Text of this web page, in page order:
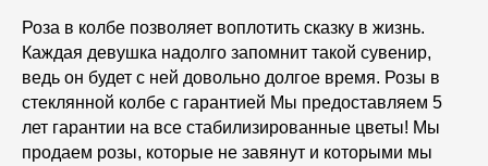
Роза в колбе позволяет воплотить сказку в жизнь.
Каждая девушка надолго запомнит такой сувенир,
ведь он будет с ней довольно долгое время. Розы в
стеклянной колбе с гарантией Мы предоставляем 5
лет гарантии на все стабилизированные цветы! Мы
продаем розы, которые не завянут и которыми мы